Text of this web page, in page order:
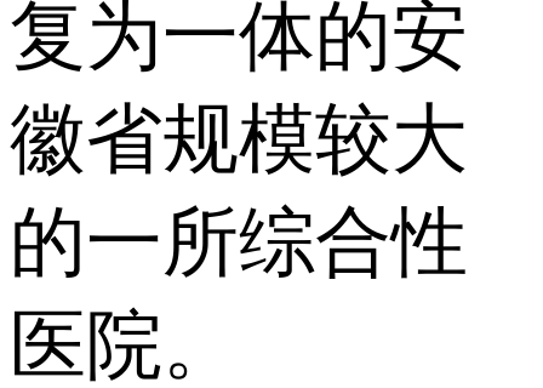
复为一体的安
徽省规模较大
的一所综合性
医院。